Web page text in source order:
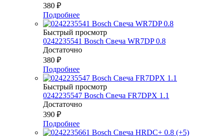
380 ₽
Подробнее
Быстрый просмотр
0242235541 Bosch Свеча WR7DP 0.8
Достаточно
380 ₽
Подробнее
Быстрый просмотр
0242235547 Bosch Свеча FR7DPX 1.1
Достаточно
390 ₽
Подробнее